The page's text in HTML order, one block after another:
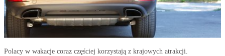
Polacy w wakacje coraz częściej korzystają z krajowych atrakcji.